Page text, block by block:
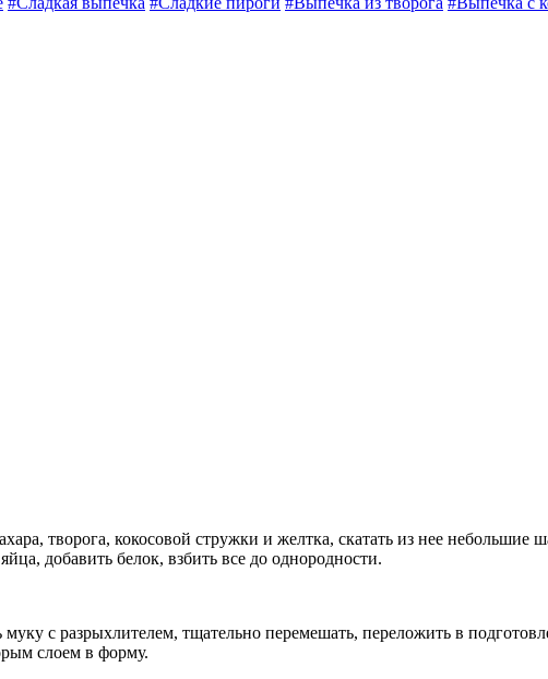
творога, кокосовой стружки и желтка, скатать из нее
добавить белок, взбить все до однородности.
с разрыхлителем, тщательно перемешать, переложить в
слоем в форму.